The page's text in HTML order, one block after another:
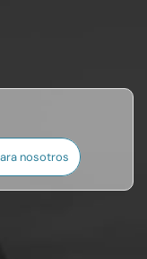
nosotros